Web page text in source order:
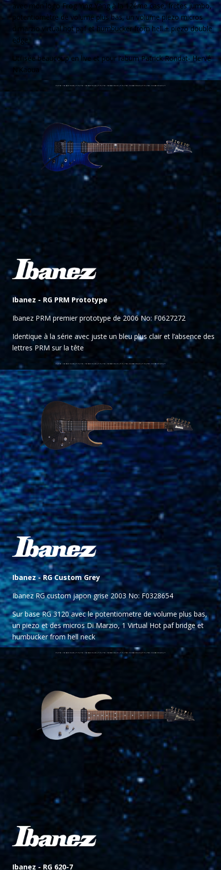
avec mon logo Frog Ying Yang à la 12éme case, fretes jumbo,
potentiomètre de volume plus bas, un volume piezo micros
dimarzio virtual hot paf et humbucker from hell + piezo double
edge
Utilisée beaucoup en live et pour l’abum Patrick Rondat- Hervé
N’Kaoua
Ibanez - RG PRM Prototype
Ibanez PRM premier prototype de 2006 No: F0627272
Identique à la série avec juste un bleu plus clair et l’absence des
lettres PRM sur la tête
Ibanez -RG Custom Grey
Ibanez RG custom japon grise 2003 No: F0328654
Sur base RG 3120 avec le potentiometre de volume plus bas,
un piezo et des micros Di Marzio, 1 Virtual Hot paf bridge et
humbucker from hell neck
Ibanez -RG 620-7